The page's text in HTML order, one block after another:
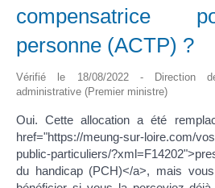
compensatrice
personne (ACTP) ?
Vérifié le 18/08/2022 - Direction
administrative (Premier ministre)
Oui. Cette allocation a été
href="https://meung-sur-loire.com/
public-particuliers/
du handicap (PCH)</a>, mais